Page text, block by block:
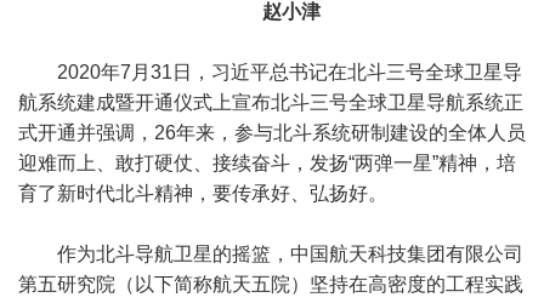
赵小津
2020年7月31日，习近平总书记在北斗三号全球卫星导
航系统建成暨开通仪式上宣布北斗三号全球卫星导航系统正
式开通并强调，26年来，参与北斗系统研制建设的全体人员
迎难而上、敢打硬仗、接续奋斗，发扬“两弹一星”精神，培
育了新时代北斗精神，要传承好、弘扬好。
作为北斗导航卫星的摇篮，中国航天科技集团有限公司
第五研究院（以下简称航天五院）坚持在高密度的工程实践